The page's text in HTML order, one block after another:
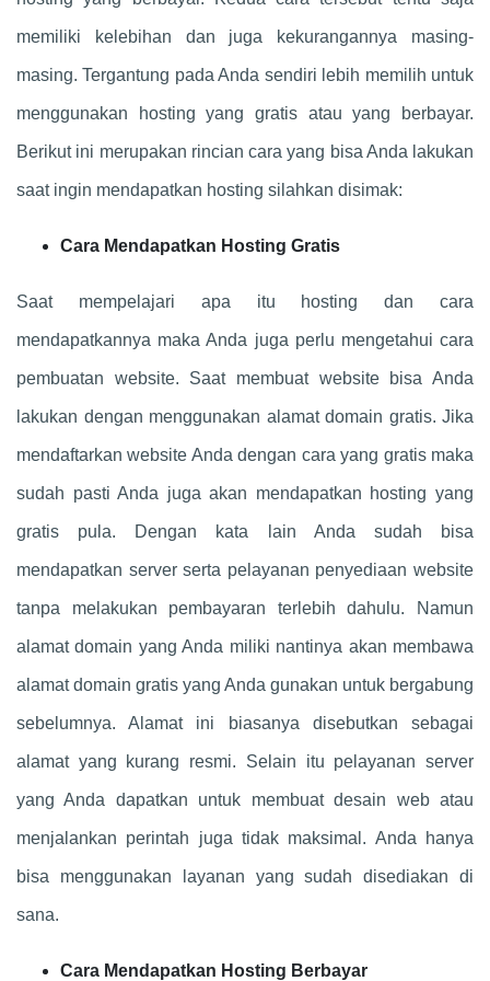
memiliki kelebihan dan juga kekurangannya masing-
masing. Tergantung pada Anda sendiri lebih memilih untuk
menggunakan hosting yang gratis atau yang berbayar.
Berikut ini merupakan rincian cara yang bisa Anda lakukan
saat ingin mendapatkan hosting silahkan disimak:
Cara Mendapatkan Hosting Gratis
Saat mempelajari apa itu hosting dan cara
mendapatkannya maka Anda juga perlu mengetahui cara
pembuatan website. Saat membuat website bisa Anda
lakukan dengan menggunakan alamat domain gratis. Jika
mendaftarkan website Anda dengan cara yang gratis maka
sudah pasti Anda juga akan mendapatkan hosting yang
gratis pula. Dengan kata lain Anda sudah bisa
mendapatkan server serta pelayanan penyediaan website
tanpa melakukan pembayaran terlebih dahulu. Namun
alamat domain yang Anda miliki nantinya akan membawa
alamat domain gratis yang Anda gunakan untuk bergabung
sebelumnya. Alamat ini biasanya disebutkan sebagai
alamat yang kurang resmi. Selain itu pelayanan server
yang Anda dapatkan untuk membuat desain web atau
menjalankan perintah juga tidak maksimal. Anda hanya
bisa menggunakan layanan yang sudah disediakan di
sana.
Cara Mendapatkan Hosting Berbayar